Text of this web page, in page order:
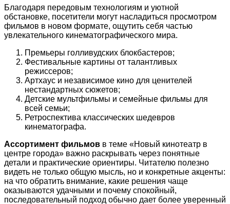
Благодаря передовым технологиям и уютной
обстановке, посетители могут насладиться просмотром
фильмов в новом формате, ощутить себя частью
увлекательного кинематографического мира.
Премьеры голливудских блокбастеров;
Фестивальные картины от талантливых
режиссеров;
Артхаус и независимое кино для ценителей
нестандартных сюжетов;
Детские мультфильмы и семейные фильмы для
всей семьи;
Ретроспектива классических шедевров
кинематографа.
Ассортимент фильмов в теме «Новый кинотеатр в
центре города» важно раскрывать через понятные
детали и практические ориентиры. Читателю полезно
видеть не только общую мысль, но и конкретные акценты:
на что обратить внимание, какие решения чаще
оказываются удачными и почему спокойный,
последовательный подход обычно дает более уверенный